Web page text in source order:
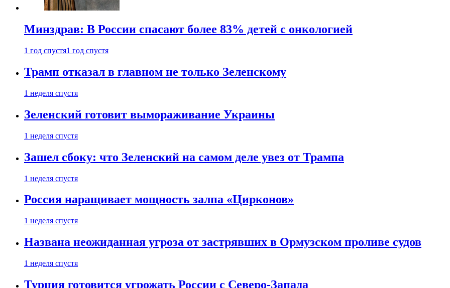
Минздрав: В России спасают более 83% детей с онкологией
1 год спустя1 год спустя
Трамп отказал в главном не только Зеленскому
1 неделя спустя
Зеленский готовит вымораживание Украины
1 неделя спустя
Зашел сбоку: что Зеленский на самом деле увез от Трампа
1 неделя спустя
Россия наращивает мощность залпа «Цирконов»
1 неделя спустя
Названа неожиданная угроза от застрявших в Ормузском проливе судов
1 неделя спустя
Турция готовится угрожать России с Северо-Запада